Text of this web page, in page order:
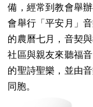
備，經常到教會舉
會舉行「平安月」
的農曆七月，音契
社區與親友來聽福
的聖詩聖樂，並由
同胞。